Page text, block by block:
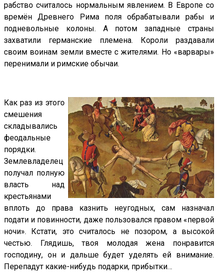
рабство считалось нормальным явлением. В Европе со
времён Древнего Рима поля обрабатывали рабы и
подневольные колоны. А потом западные страны
захватили германские племена. Короли раздавали
своим воинам земли вместе с жителями. Но «варвары»
перенимали и римские обычаи.
Как раз из этого
смешения
складывались
феодальные
порядки.
Землевладелец
получал полную
власть над
крестьянами
вплоть до права казнить неугодных, сам назначал
подати и повинности, даже пользовался правом «первой
ночи». Кстати, это считалось не позором, а высокой
честью. Глядишь, твоя молодая жена понравится
господину, он и дальше будет уделять ей внимание.
Перепадут какие-нибудь подарки, прибытки…